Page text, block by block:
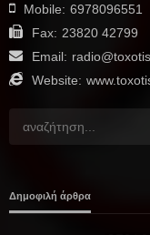
Mobile: 6978096551
Fax: 23820 42799
Email:
Website:
Δημοφιλή άρθρα